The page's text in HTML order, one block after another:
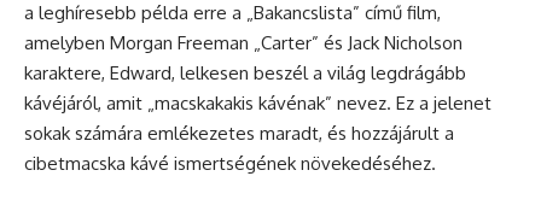
a leghíresebb példa erre a „Bakancslista” című film,
amelyben Morgan Freeman „Carter” és Jack Nicholson
karaktere, Edward, lelkesen beszél a világ legdrágább
kávéjáról, amit „macskakakis kávénak” nevez. Ez a jelenet
sokak számára emlékezetes maradt, és hozzájárult a
cibetmacska kávé ismertségének növekedéséhez.